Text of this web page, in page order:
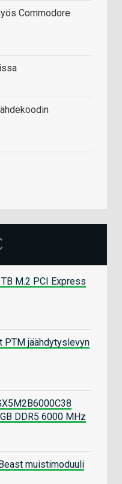
Commodore
M.2 PCI Express
PTM jäähdytyslevyn
DDR5 6000 MHz
muistimoduuli